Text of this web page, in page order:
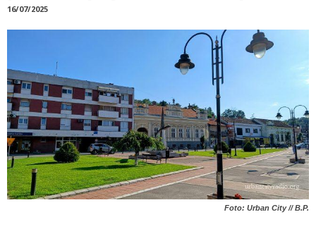
16/07/2025
Foto: Urban City // B.P.